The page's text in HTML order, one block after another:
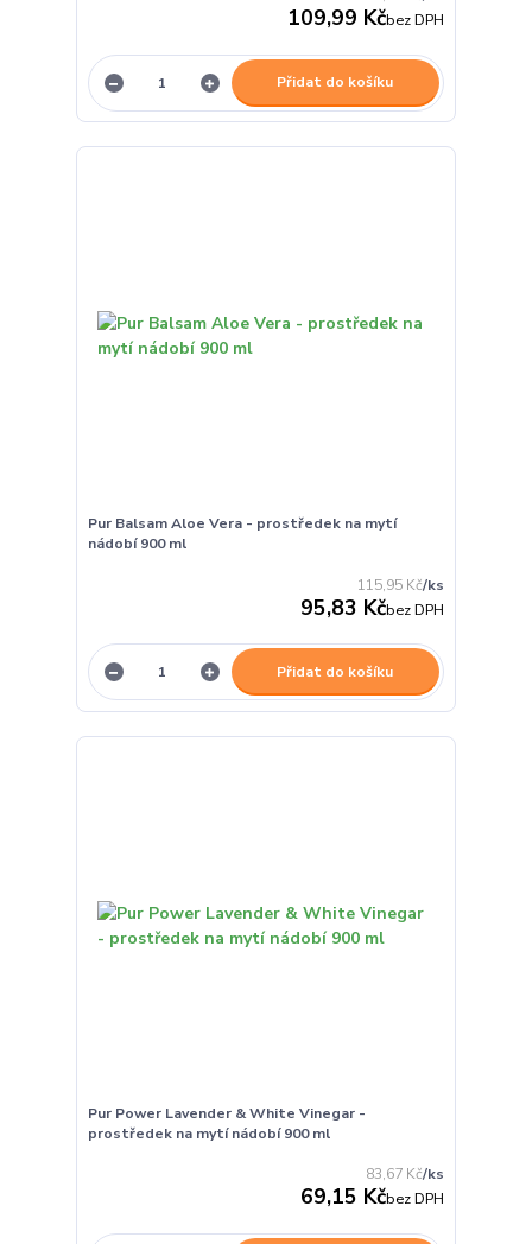
109,99 Kčbez DPH
Přidat do košíku
Pur Balsam Aloe Vera - prostředek na mytí
nádobí 900 ml
115,95 Kč/ks
95,83 Kčbez DPH
Přidat do košíku
Pur Power Lavender & White Vinegar -
prostředek na mytí nádobí 900 ml
83,67 Kč/ks
69,15 Kčbez DPH